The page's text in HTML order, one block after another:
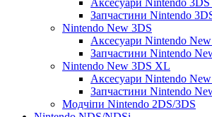
Аксесуари Nintendo
Запчастини Nintendo
Nintendo New 3DS
Аксесуари Nintendo
Запчастини Nintendo
Nintendo New 3DS XL
Аксесуари Nintendo
Запчастини Nintendo
Модчіпи Nintendo 2DS/3DS